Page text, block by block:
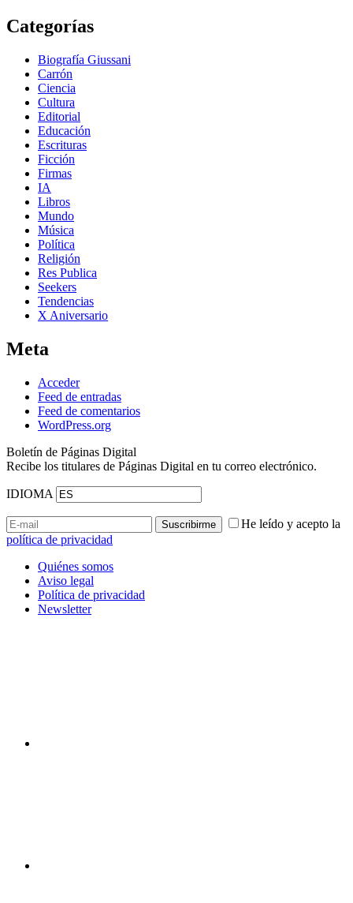
Categorías
Biografía Giussani
Carrón
Ciencia
Cultura
Editorial
Educación
Escrituras
Ficción
Firmas
IA
Libros
Mundo
Música
Política
Religión
Res Publica
Seekers
Tendencias
X Aniversario
Meta
Acceder
Feed de entradas
Feed de comentarios
WordPress.org
Boletín de Páginas Digital
Recibe los titulares de Páginas Digital en tu correo electrónico.
IDIOMA
He leído y acepto la
política de privacidad
Quiénes somos
Aviso legal
Política de privacidad
Newsletter